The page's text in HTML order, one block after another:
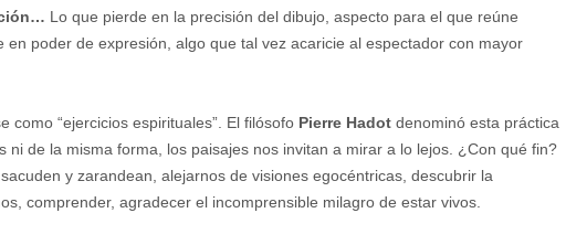
Lo que pierde en la precisión del dibujo, aspecto para el que reúne
en poder de expresión, algo que tal vez acaricie al espectador con mayor
como “ejercicios espirituales”. El filósofo Pierre Hadot denominó esta práctica
ni de la misma forma, los paisajes nos invitan a mirar a lo lejos. ¿Con qué fin?
y zarandean, alejarnos de visiones egocéntricas, descubrir la
comprender, agradecer el incomprensible milagro de estar vivos.